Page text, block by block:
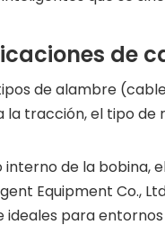
de
de alambre
la tracción, el tipo
de la bobina,
Equipment Co.,
para